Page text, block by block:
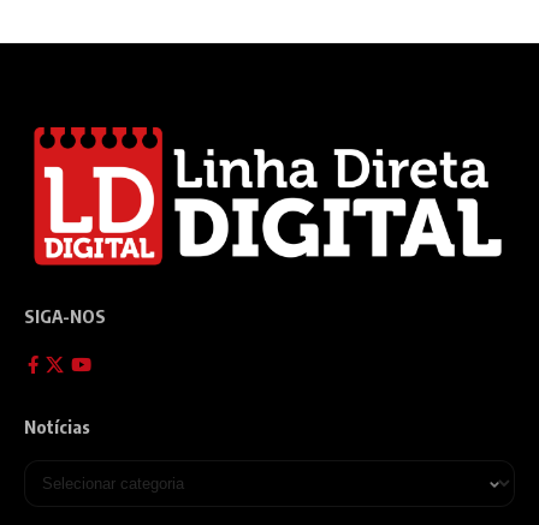
SIGA-NOS
Notícias